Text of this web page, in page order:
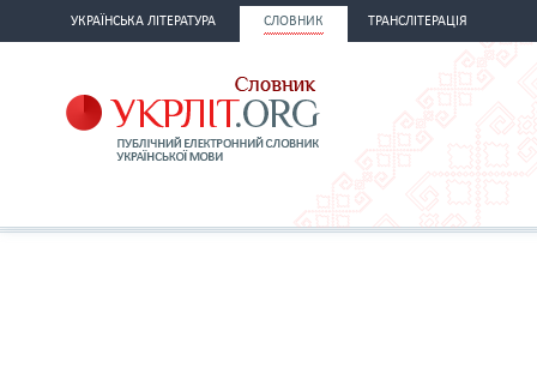
УКРАЇНСЬКА ЛІТЕРАТУРА СЛОВНИК ТРАНСЛІТЕРАЦІЯ